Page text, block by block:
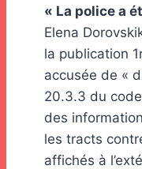
« La police a
Elena
la publication
accusée de «
20.3.3 du
des
les tracts
affichés à